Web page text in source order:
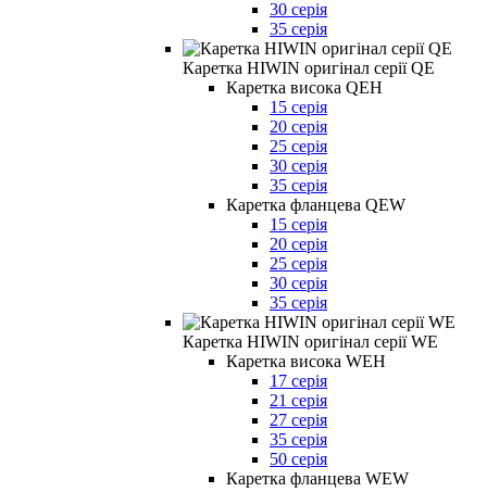
30 серія
35 серія
Каретка HIWIN оригінал серії QE
Каретка висока QEH
15 серія
20 серія
25 серія
30 серія
35 серія
Каретка фланцева QEW
15 серія
20 серія
25 серія
30 серія
35 серія
Каретка HIWIN оригінал серії WE
Каретка висока WEH
17 серія
21 серія
27 серія
35 серія
50 серія
Каретка фланцева WEW